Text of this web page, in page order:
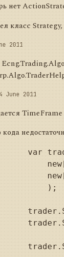
нет
класс
2011
June 2011
кода
var
);